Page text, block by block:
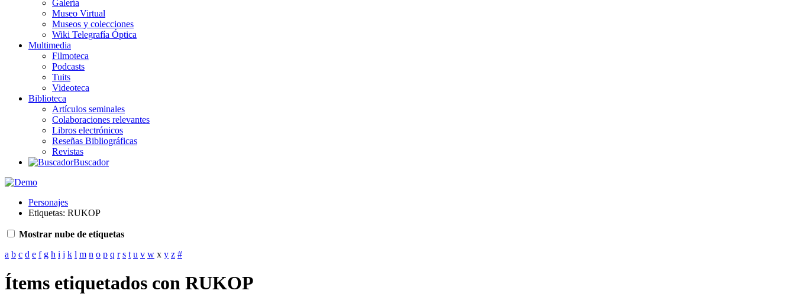
Galería
Museo Virtual
Museos y colecciones
Wiki Telegrafía Óptica
Multimedia
Filmoteca
Podcasts
Tuits
Videoteca
Biblioteca
Artículos seminales
Colaboraciones relevantes
Libros electrónicos
Reseñas Bibliográficas
Revistas
Buscador
Personajes
Etiquetas: RUKOP
Mostrar nube de etiquetas
a b c d e f g h i j k l m n o p q r s t u v w x y z #
Ítems etiquetados con RUKOP